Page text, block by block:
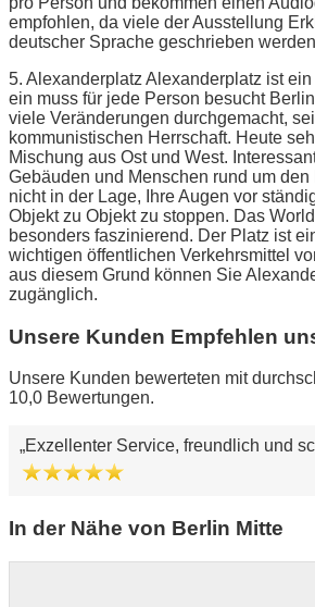
empfohlen, da viele der Ausstellung
deutscher Sprache geschrieben
5. Alexanderplatz Alexanderplatz ist
ein muss für jede Person besucht
viele Veränderungen durchgemacht,
kommunistischen Herrschaft. Heute
Mischung aus Ost und West.
Gebäuden und Menschen rund um
nicht in der Lage, Ihre Augen vor
Objekt zu Objekt zu stoppen. Das
besonders faszinierend. Der Platz ist
wichtigen öffentlichen Verkehrsmittel
aus diesem Grund können Sie
zugänglich.
Unsere Kunden Empfehlen
Unsere Kunden bewerteten mit
10,0 Bewertungen.
Exzellenter Service, freundlich und
In der Nähe von Berlin Mitte